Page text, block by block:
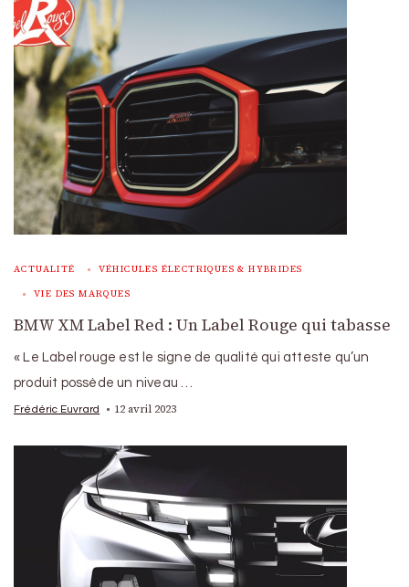
ACTUALITÉ VÉHICULES ÉLECTRIQUES & HYBRIDES
VIE DES MARQUES
BMW XM Label Red : Un Label Rouge qui tabasse
« Le Label rouge est le signe de qualité qui atteste qu’un
produit possède un niveau …
Frédéric Euvrard 12 avril 2023